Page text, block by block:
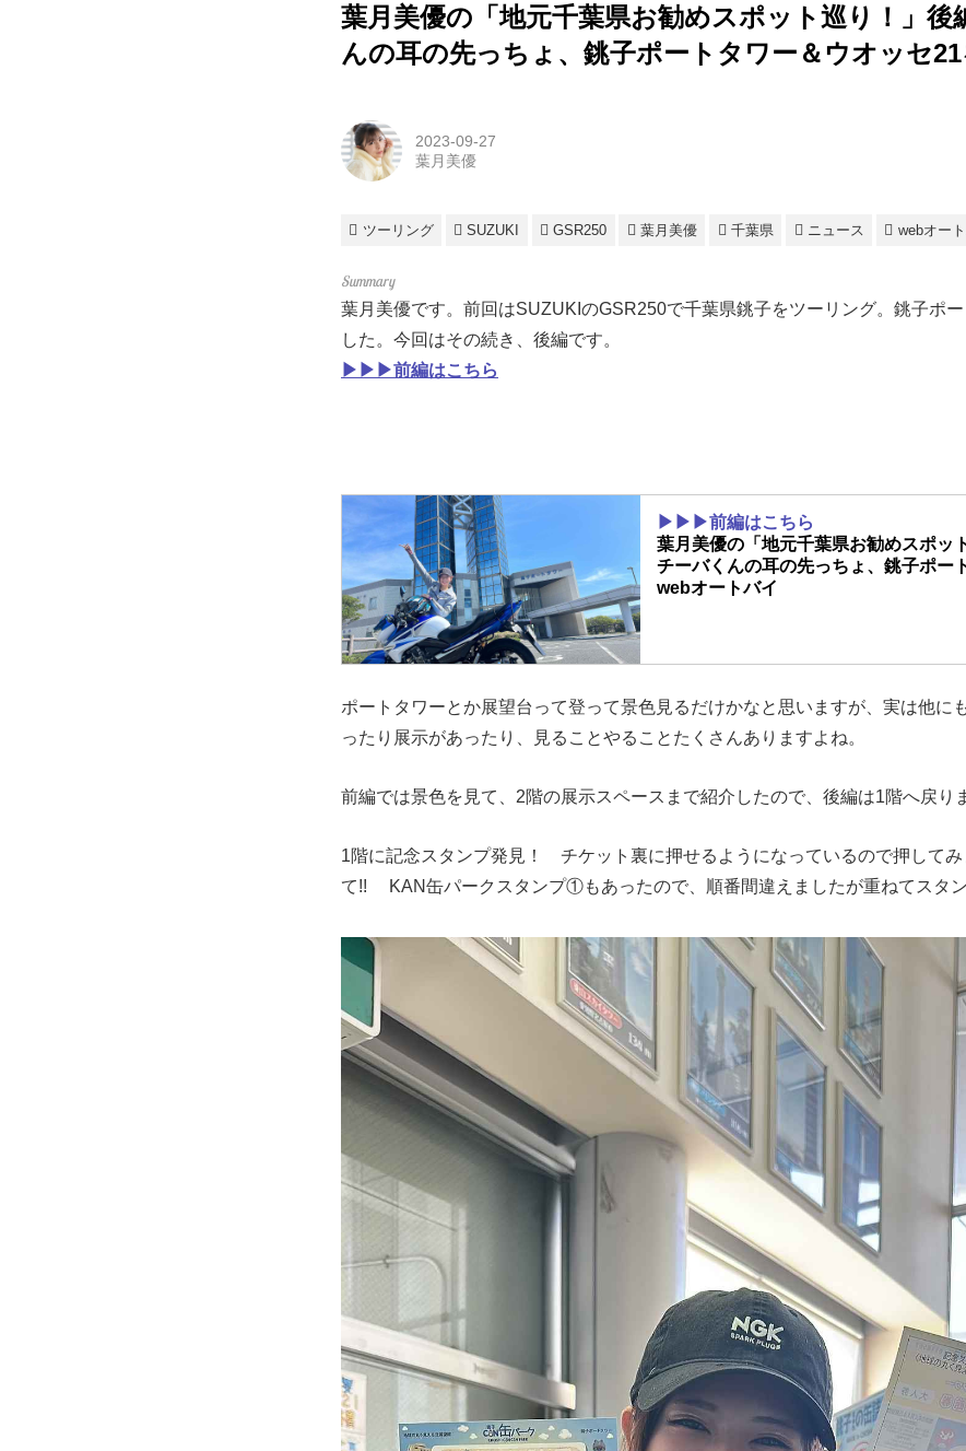
葉月美優の「地元千葉県お勧めスポット巡り！」後
んの耳の先っちょ、銚子ポートタワー＆ウオッセ21
2023-09-27
葉月美優
ツーリング SUZUKI GSR250 葉月美優 千葉県 ニュース webオー
葉月美優です。前回はSUZUKIのGSR250で千葉県銚子をツーリング。銚子ポ
した。今回はその続き、後編です。
▶▶▶前編はこちら
▶▶▶前編はこちら
葉月美優の「地元千葉県お勧めスポッ
チーバくんの耳の先っちょ、銚子ポー
webオートバイ
ポートタワーとか展望台って登って景色見るだけかなと思いますが、実は他に
ったり展示があったり、見ることやることたくさんありますよね。
前編では景色を見て、2階の展示スペースまで紹介したので、後編は1階へ戻り
1階に記念スタンプ発見！ チケット裏に押せるようになっているので押して
て!! KAN缶パークスタンプ①もあったので、順番間違えましたが重ねてスタ